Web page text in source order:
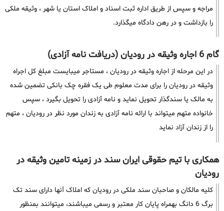
مراجه و سپس از طریق اداره ثبت اسناد و املاک استان یا شهر ، وثیقه ملکی
را بازداشت و در رهن دادگاه میگذارد.
گام 6 اجاره وثیقه در رودیان (دریافت نامه آزادی)
در این مرحله از اجاره وثیقه در رودیان ، مستاجر میبایست مبلغ کل اجراه
وثیقه در رودیان را برای مدت معلوم طی یک فقره چک بانکی تضمین شده
به مالک یا سندگذار تحویل نماید و نامه آزادی را تحویل بگیرد ، سپس
خانواده متهم میتواند با ارائه نامه آزادی به زندان مورد نظر در رودیان ، متهم
را از زندان آزاد نماید
همکاری با تیم حقوقی ایران سند در زمینه تامین وثیقه در
رودیان
کلیه مالکان و صاحبان سند ملکی در رودیان که املاک آنها دارای سند تک
برگ 6 دانگ بهمراه پایان کار معتبر و رسمی میباشند، میتوانند بمنظور